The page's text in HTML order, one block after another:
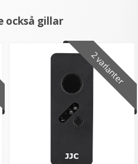
också gillar
2 varianter